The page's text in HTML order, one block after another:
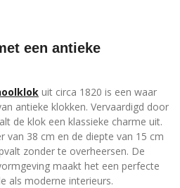
een antieke
uit circa 1820 is een waar
antieke klokken. Vervaardigd door
de klok een klassieke charme uit.
van 38 cm en de diepte van 15 cm
zonder te overheersen. De
maakt het een perfecte
als moderne interieurs.